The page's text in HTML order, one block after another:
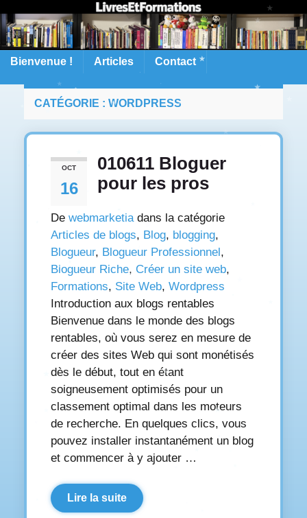
Bienvenue ! Articles Contact
CATÉGORIE : WORDPRESS
OCT
16
010611 Bloguer
pour les pros
De webmarketiadans la catégorie
Articles de blogs, Blog, blogging,
Blogueur, Blogueur Professionnel,
Blogueur Riche, Créer un site web,
Formations, Site Web, Wordpress
Introduction aux blogs rentables
Bienvenue dans le monde des blogs
rentables, où vous serez en mesure de
créer des sites Web qui sont monétisés
dès le début, tout en étant
soigneusement optimisés pour un
classement optimal dans les moteurs
de recherche. En quelques clics, vous
pouvez installer instantanément un blog
et commencer à y ajouter …
Lire la suite